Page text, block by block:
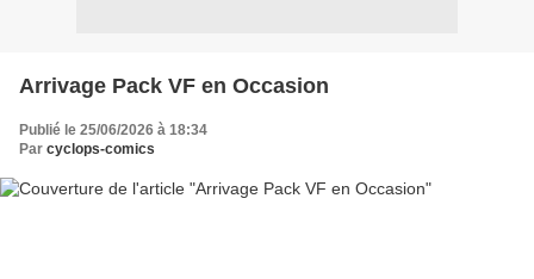
Arrivage Pack VF en Occasion
Publié le 25/06/2026 à 18:34
Par cyclops-comics